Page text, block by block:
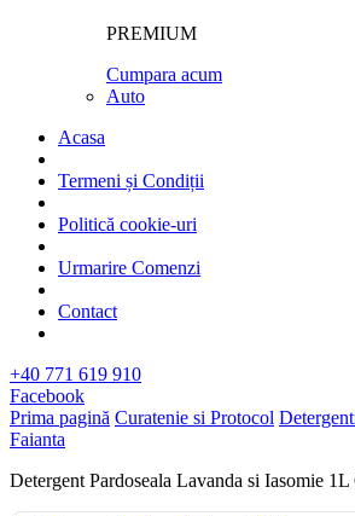
PREMIUM
Cumpara acum
Auto
Acasa
Termeni și Condiții
Politică cookie-uri
Urmarire Comenzi
Contact
+40 771 619 910
Facebook
Prima pagină Curatenie si Protocol
Faianta
Detergent Pardoseala Lavanda si Iasomie 1L